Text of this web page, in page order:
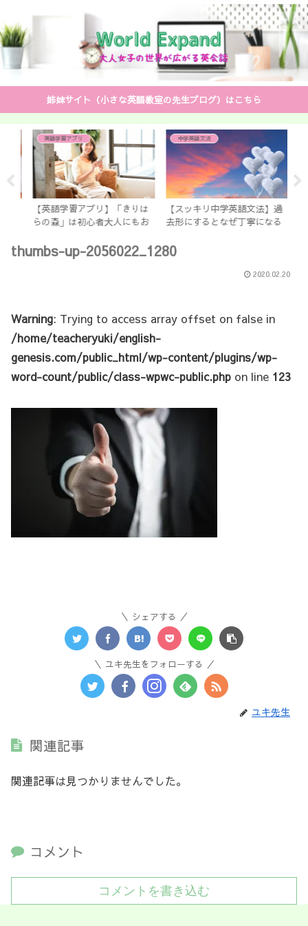
姉妹サイト（小さな英語教室の先生ブログ）はこちら
英語学習アプリ
【英語学習アプリ】「きりは
らの森」は初心者大人にもお
コロナ休校の間は○○先生の
文法講座も見放題
中学英語文法
【スッキリ中学英語文法】過
去形にするとなぜ丁寧になる
文法
thumbs-up-2056022_1280
2020.02.20
Warning: Trying to access array offset on false in
/home/teacheryuki/english-
genesis.com/public_html/wp-content/plugins/wp-
word-count/public/class-wpwc-public.php on line 123
シェアする
ユキ先生をフォローする
ユキ先生
関連記事
関連記事は見つかりませんでした。
コメント
コメントを書き込む